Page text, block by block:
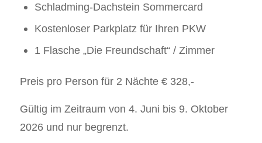
Schladming-Dachstein Sommercard
Kostenloser Parkplatz für Ihren PKW
1 Flasche „Die Freundschaft“ / Zimmer
Preis pro Person für 2 Nächte € 328,-
Gültig im Zeitraum von 4. Juni bis 9. Oktober
2026 und nur begrenzt.